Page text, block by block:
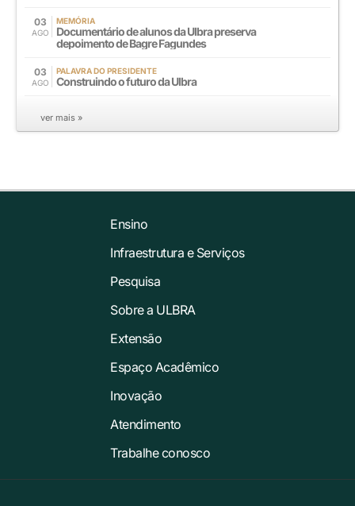
03
AGO
MEMÓRIA
Documentário de alunos da Ulbra preserva
depoimento de Bagre Fagundes
03
AGO
PALAVRA DO PRESIDENTE
Construindo o futuro da Ulbra
ver mais »
Ensino
Infraestrutura e Serviços
Pesquisa
Sobre a ULBRA
Extensão
Espaço Acadêmico
Inovação
Atendimento
Trabalhe conosco